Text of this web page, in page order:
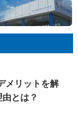
メリットを解
由とは？